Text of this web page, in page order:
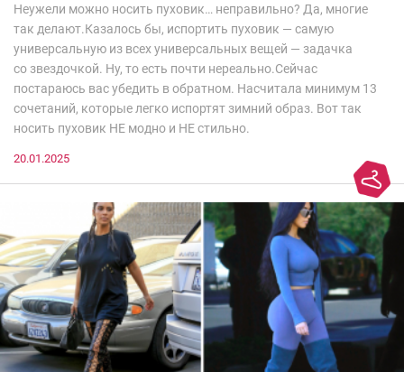
Неужели можно носить пуховик… неправильно? Да, многие
так делают.Казалось бы, испортить пуховик — самую
универсальную из всех универсальных вещей — задачка
со звездочкой. Ну, то есть почти нереально.Сейчас
постараюсь вас убедить в обратном. Насчитала минимум 13
сочетаний, которые легко испортят зимний образ. Вот так
носить пуховик НЕ модно и НЕ стильно.
20.01.2025